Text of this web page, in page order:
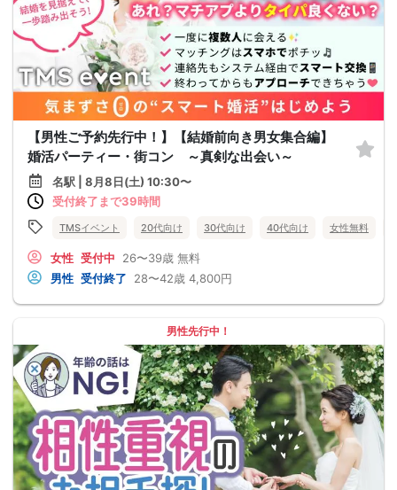
【男性ご予約先行中！】【結婚前向き男女集合編】
婚活パーティー・街コン ～真剣な出会い～
名駅 | 8月8日(土) 10:30〜
受付終了まで39時間
TMSイベント 20代向け 30代向け 40代向け 女性無料
女性 受付中 26〜39歳 無料
男性 受付終了 28〜42歳 4,800円
男性先行中！